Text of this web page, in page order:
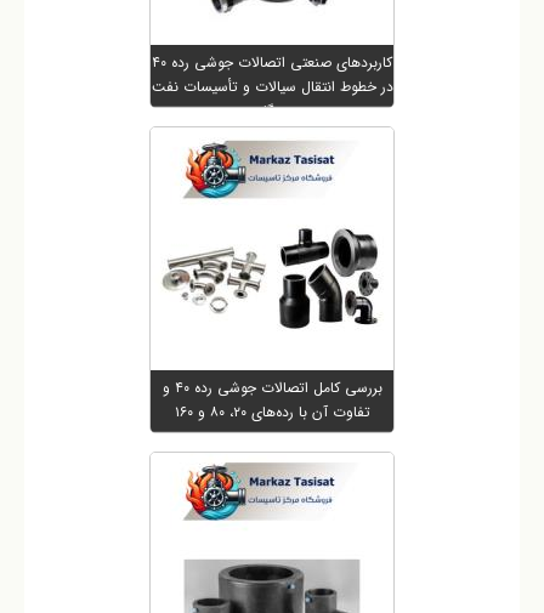
کاربردهای صنعتی اتصالات جوشی رده ۴۰
در خطوط انتقال سیالات و تأسیسات نفت
و گاز
بررسی کامل اتصالات جوشی رده ۴۰ و
تفاوت آن با رده‌های ۲۰، ۸۰ و ۱۶۰